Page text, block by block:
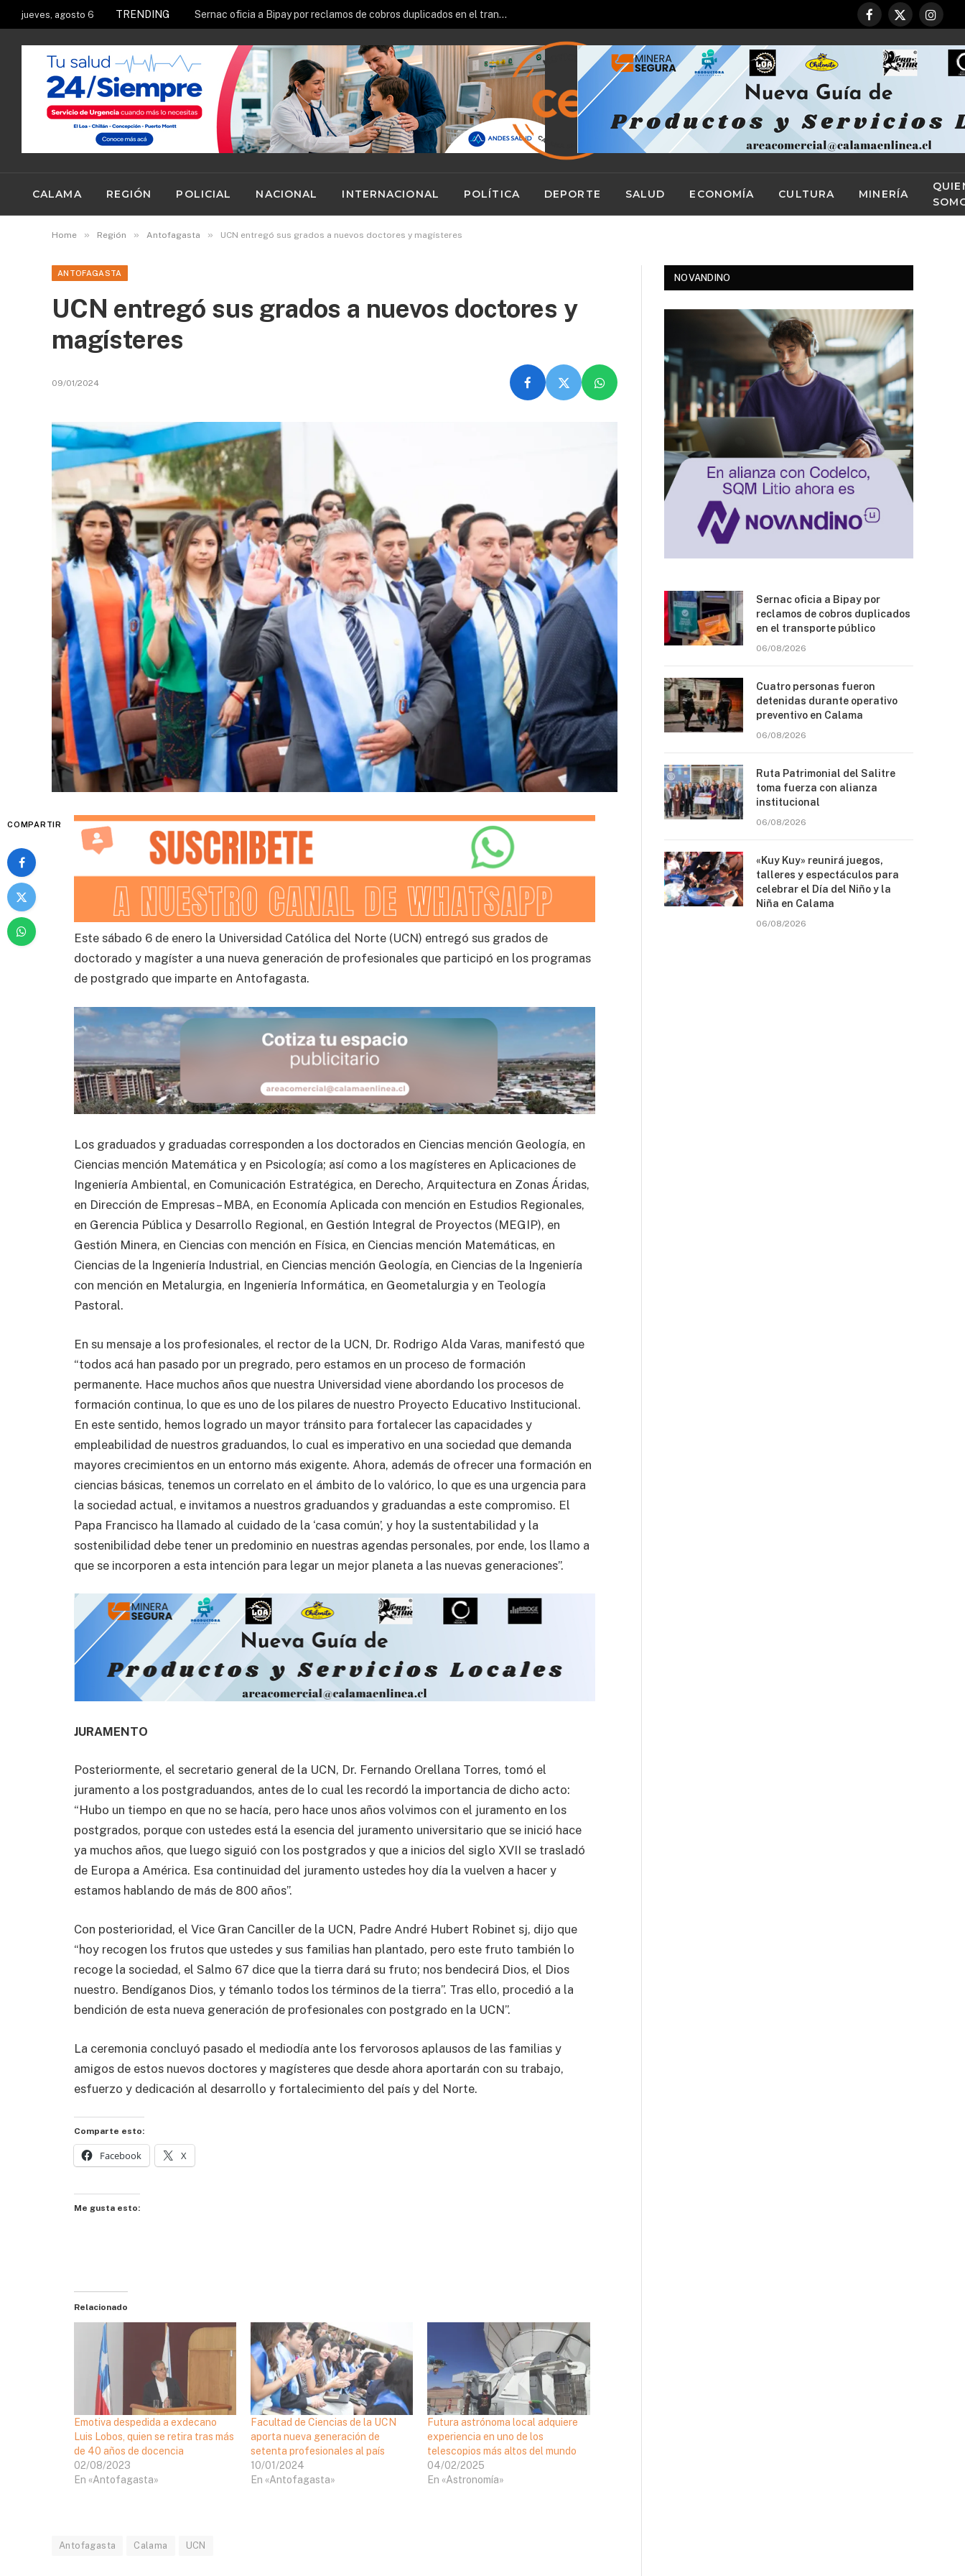
jueves, agosto 6 TRENDING Sernac oficia a Bipay por reclamos de cobros duplicados en el transporte público
Facebook
X
CALAMA REGIÓN POLICIAL NACIONAL INTERNACIONAL POLÍTICA DEPORTE SALUD ECONOMÍA CULTURA MINERÍA
Home » Región » Antofagasta » UCN entregó sus grados a nuevos doctores y magísteres
ANTOFAGASTA
UCN entregó sus grados a nuevos doctores y
magísteres
09/01/2024
COMPARTIR
Este sábado 6 de enero la Universidad Católica del Norte (UCN) entregó sus grados de
doctorado y magíster a una nueva generación de profesionales que participó en los programas
de postgrado que imparte en Antofagasta.
Los graduados y graduadas corresponden a los doctorados en Ciencias mención Geología, en
Ciencias mención Matemática y en Psicología; así como a los magísteres en Aplicaciones de
Ingeniería Ambiental, en Comunicación Estratégica, en Derecho, Arquitectura en Zonas Áridas,
en Dirección de Empresas – MBA, en Economía Aplicada con mención en Estudios Regionales,
en Gerencia Pública y Desarrollo Regional, en Gestión Integral de Proyectos (MEGIP), en
Gestión Minera, en Ciencias con mención en Física, en Ciencias mención Matemáticas, en
Ciencias de la Ingeniería Industrial, en Ciencias mención Geología, en Ciencias de la Ingeniería
con mención en Metalurgia, en Ingeniería Informática, en Geometalurgia y en Teología
Pastoral.
En su mensaje a los profesionales, el rector de la UCN, Dr. Rodrigo Alda Varas, manifestó que
“todos acá han pasado por un pregrado, pero estamos en un proceso de formación
permanente. Hace muchos años que nuestra Universidad viene abordando los procesos de
formación continua, lo que es uno de los pilares de nuestro Proyecto Educativo Institucional.
En este sentido, hemos logrado un mayor tránsito para fortalecer las capacidades y
empleabilidad de nuestros graduandos, lo cual es imperativo en una sociedad que demanda
mayores crecimientos en un entorno más exigente. Ahora, además de ofrecer una formación en
ciencias básicas, tenemos un correlato en el ámbito de lo valórico, lo que es una urgencia para
la sociedad actual, e invitamos a nuestros graduandos y graduandas a este compromiso. El
Papa Francisco ha llamado al cuidado de la ‘casa común’, y hoy la sustentabilidad y la
sostenibilidad debe tener un predominio en nuestras agendas personales, por ende, los llamo a
que se incorporen a esta intención para legar un mejor planeta a las nuevas generaciones”.
JURAMENTO
Posteriormente, el secretario general de la UCN, Dr. Fernando Orellana Torres, tomó el
juramento a los postgraduandos, antes de lo cual les recordó la importancia de dicho acto:
“Hubo un tiempo en que no se hacía, pero hace unos años volvimos con el juramento en los
postgrados, porque con ustedes está la esencia del juramento universitario que se inició hace
ya muchos años, que luego siguió con los postgrados y que a inicios del siglo XVII se trasladó
de Europa a América. Esa continuidad del juramento ustedes hoy día la vuelven a hacer y
estamos hablando de más de 800 años”.
Con posterioridad, el Vice Gran Canciller de la UCN, Padre André Hubert Robinet sj, dijo que
“hoy recogen los frutos que ustedes y sus familias han plantado, pero este fruto también lo
recoge la sociedad, el Salmo 67 dice que la tierra dará su fruto; nos bendecirá Dios, el Dios
nuestro. Bendíganos Dios, y témanlo todos los términos de la tierra”. Tras ello, procedió a la
bendición de esta nueva generación de profesionales con postgrado en la UCN”.
La ceremonia concluyó pasado el mediodía ante los fervorosos aplausos de las familias y
amigos de estos nuevos doctores y magísteres que desde ahora aportarán con su trabajo,
esfuerzo y dedicación al desarrollo y fortalecimiento del país y del Norte.
Comparte esto:
Facebook X
Me gusta esto:
Relacionado
Emotiva despedida a exdecano
Luis Lobos, quien se retira tras más
de 40 años de docencia
02/08/2023
En «Antofagasta»
Facultad de Ciencias de la UCN
aporta nueva generación de
setenta profesionales al país
10/01/2024
En «Antofagasta»
Futura astrónoma local adquiere
experiencia en uno de los
telescopios más altos del mundo
04/02/2025
En «Astronomía»
Antofagasta Calama UCN
NOVANDINO
Sernac oficia a Bipay por
reclamos de cobros duplicados
en el transporte público
06/08/2026
Cuatro personas fueron
detenidas durante operativo
preventivo en Calama
06/08/2026
Ruta Patrimonial del Salitre
toma fuerza con alianza
institucional
06/08/2026
«Kuy Kuy» reunirá juegos,
talleres y espectáculos para
celebrar el Día del Niño y la
Niña en Calama
06/08/2026